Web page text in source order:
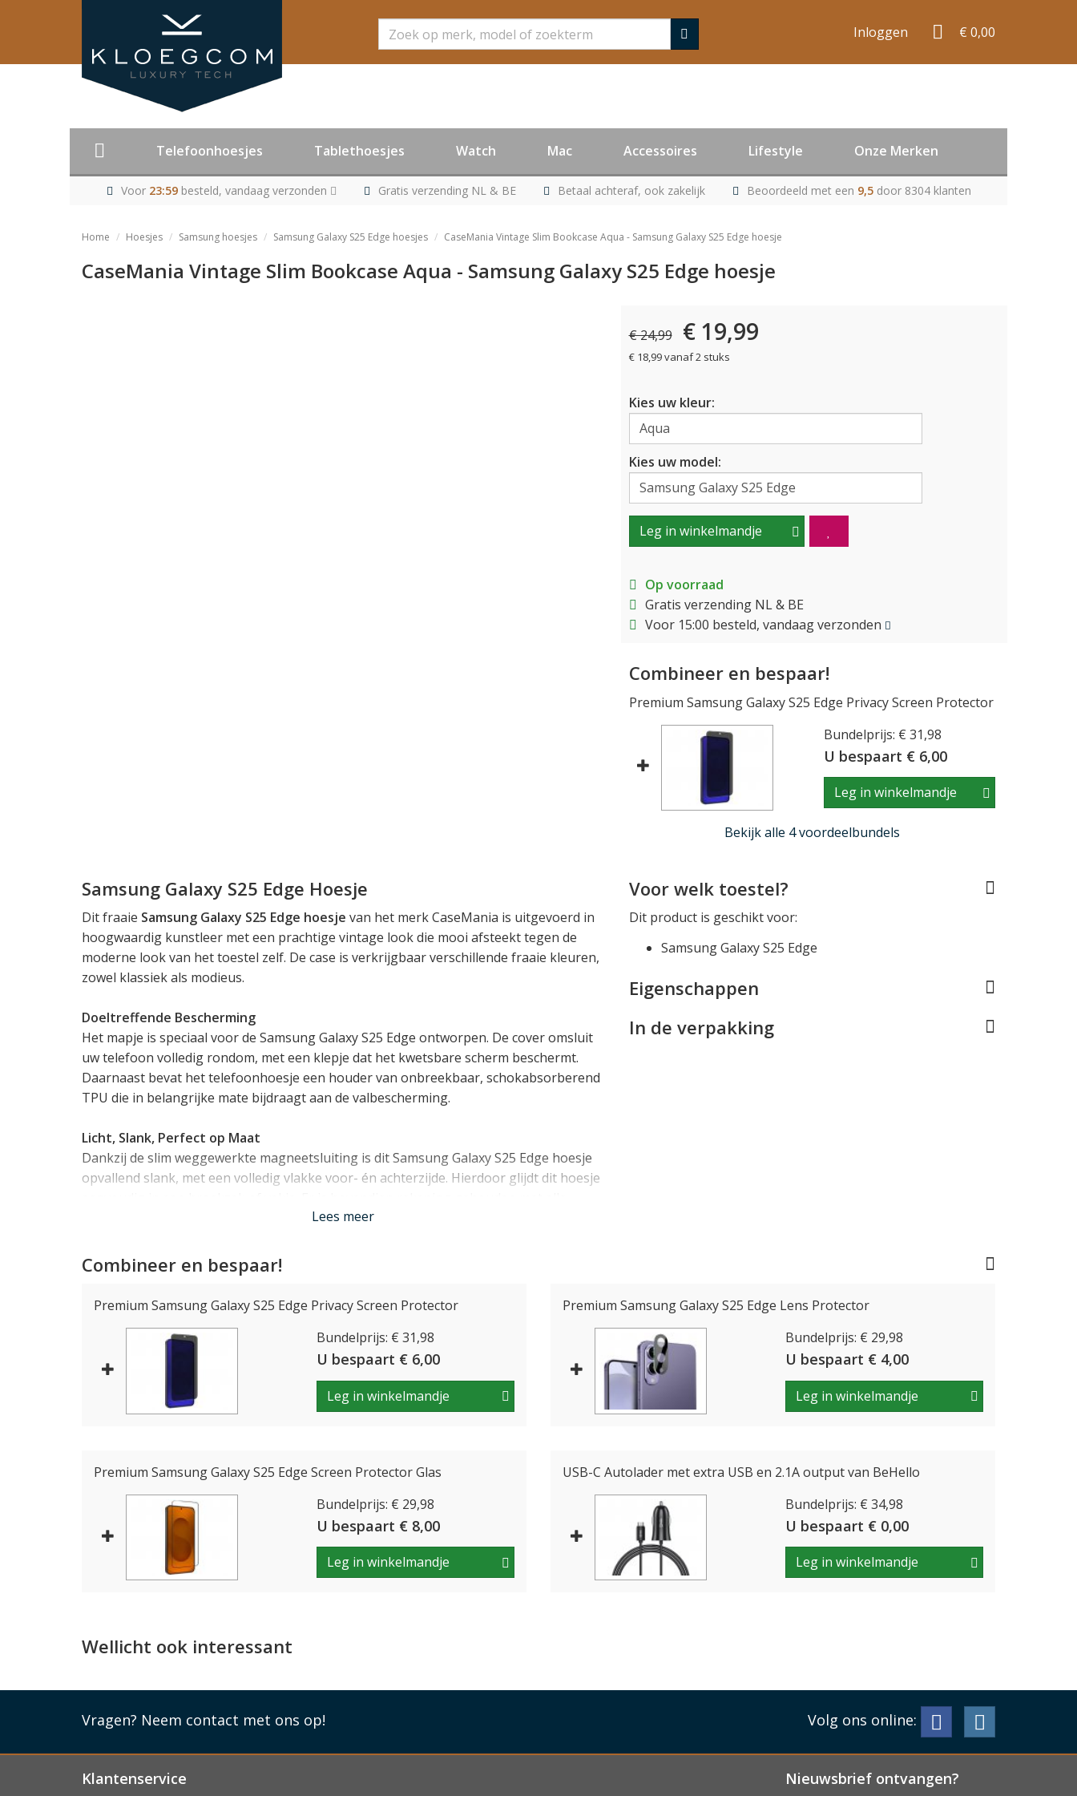
Zoeken Inloggen € 0,00
Telefoonhoesjes Tablethoesjes Watch Mac Accessoires Lifestyle Onze Merken
Voor 23:59besteld, vandaag verzonden Gratis verzending NL & BE Betaal achteraf, ook zakelijk Beoordeeld met een 9,5 door 8304 klanten
Home Hoesjes Samsung hoesjes Samsung Galaxy S25 Edge hoesjes CaseMania Vintage Slim Bookcase Aqua - Samsung Galaxy S25 Edge hoesje
CaseMania Vintage Slim Bookcase Aqua - Samsung Galaxy S25 Edge hoesje
€ 24,99 € 19,99
€ 18,99 vanaf 2 stuks
Kies uw kleur:
Kies uw model:
Leg in winkelmandje
Op voorraad
Gratis verzending NL & BE
Voor 15:00 besteld, vandaag verzonden
Combineer en bespaar!
Premium Samsung Galaxy S25 Edge Privacy Screen Protector
Bundelprijs: € 31,98
U bespaart € 6,00
Leg in winkelmandje
Bekijk alle 4 voordeelbundels
Samsung Galaxy S25 Edge Hoesje
Dit fraaie Samsung Galaxy S25 Edge hoesje van het merk CaseMania is uitgevoerd in
hoogwaardig kunstleer met een prachtige vintage look die mooi afsteekt tegen de
moderne look van het toestel zelf. De case is verkrijgbaar verschillende fraaie kleuren,
zowel klassiek als modieus.
Doeltreffende Bescherming
Het mapje is speciaal voor de Samsung Galaxy S25 Edge ontworpen. De cover omsluit
uw telefoon volledig rondom, met een klepje dat het kwetsbare scherm beschermt.
Daarnaast bevat het telefoonhoesje een houder van onbreekbaar, schokabsorberend
TPU die in belangrijke mate bijdraagt aan de valbescherming.
Licht, Slank, Perfect op Maat
Dankzij de slim weggewerkte magneetsluiting is dit Samsung Galaxy S25 Edge hoesje
opvallend slank, met een volledig vlakke voor- én achterzijde. Hierdoor glijdt dit hoesje
toetsen, aansluitingen en de camera van de Galaxy S25 Edge, zodat uw toestel normaal
De Samsung Galaxy S25 Edge case beschikt over 2 vakjes voor pasjes en een
steekvakje voor briefgeld en bonnetjes in de voering van het klepje. Daarnaast kan het
telefoonhoesje ook als standaardje gebruikt worden, zodat u de Galaxy S25 Edge in
een handomdraai rechtop kunt zetten.
Lees minder
Lees meer
Voor welk toestel?
Dit product is geschikt voor:
Samsung Galaxy S25 Edge
Eigenschappen
In de verpakking
Combineer en bespaar!
Premium Samsung Galaxy S25 Edge Privacy Screen Protector
Bundelprijs: € 31,98
U bespaart € 6,00
Leg in winkelmandje
Premium Samsung Galaxy S25 Edge Lens Protector
Bundelprijs: € 29,98
U bespaart € 4,00
Leg in winkelmandje
Premium Samsung Galaxy S25 Edge Screen Protector Glas
Bundelprijs: € 29,98
U bespaart € 8,00
Leg in winkelmandje
USB-C Autolader met extra USB en 2.1A output van BeHello
Bundelprijs: € 34,98
U bespaart € 0,00
Leg in winkelmandje
Wellicht ook interessant
Vragen? Neem contact met ons op! Volg ons online:
Klantenservice Nieuwsbrief ontvangen?